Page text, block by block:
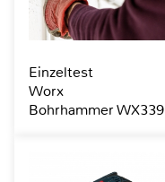
Einzeltest
Worx
Bohrhammer WX339